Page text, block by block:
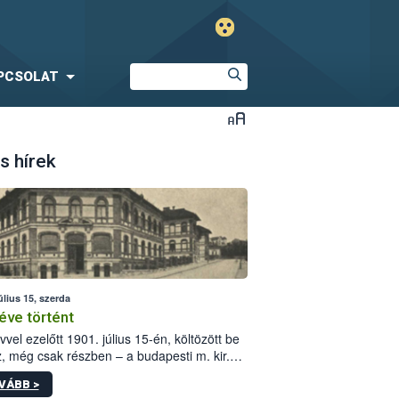
hírek
15, szerda
történt
ezelőtt 1901. július 15-én, költözött be
még csak részben – a budapesti m. kir.
állomás a Kis Rókus utca
alatti, Czigler Győző által tervezett új
>